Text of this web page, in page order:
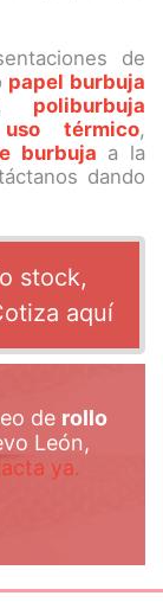
de
papel burbuja
poliburbuja
térmico,
burbuja a la
dando
stock,
aquí
de rollo
León,
ya.